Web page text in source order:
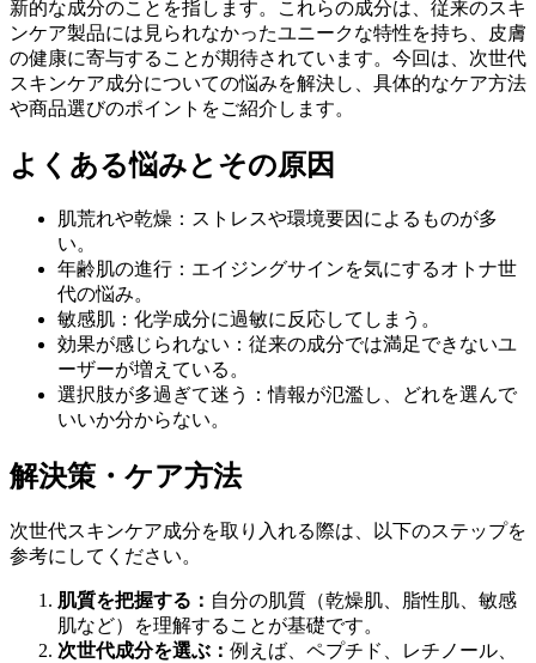
新的な成分のことを指します。これらの成分は、従来のスキ
ンケア製品には見られなかったユニークな特性を持ち、皮膚
の健康に寄与することが期待されています。今回は、次世代
スキンケア成分についての悩みを解決し、具体的なケア方法
や商品選びのポイントをご紹介します。
よくある悩みとその原因
肌荒れや乾燥：ストレスや環境要因によるものが多
い。
年齢肌の進行：エイジングサインを気にするオトナ世
代の悩み。
敏感肌：化学成分に過敏に反応してしまう。
効果が感じられない：従来の成分では満足できないユ
ーザーが増えている。
選択肢が多過ぎて迷う：情報が氾濫し、どれを選んで
いいか分からない。
解決策・ケア方法
次世代スキンケア成分を取り入れる際は、以下のステップを
参考にしてください。
肌質を把握する： 自分の肌質（乾燥肌、脂性肌、敏感
肌など）を理解することが基礎です。
次世代成分を選ぶ： 例えば、ペプチド、レチノール、